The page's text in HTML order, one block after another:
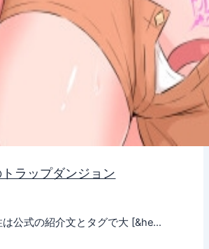
ラップダンジョン
は公式の紹介文とタグで大 [&he…